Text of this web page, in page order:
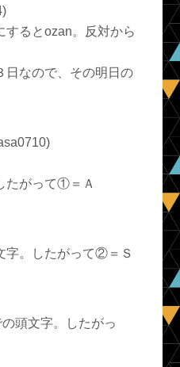
するとozan。反対から
日なので、その明日の
たがって①＝Ａ
。したがって②＝Ｓ
頭文字。したがっ